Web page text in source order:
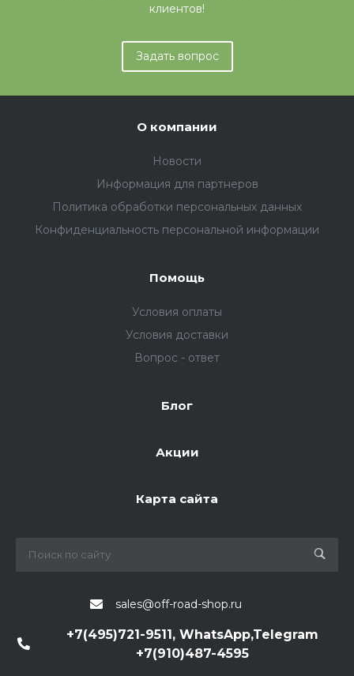
клиентов!
Задать вопрос
О компании
Новости
Информация для партнеров
Политика обработки персональных данных
Конфиденциальность персональной информации
Помощь
Условия оплаты
Условия доставки
Вопрос - ответ
Блог
Акции
Карта сайта
sales@off-road-shop.ru
+7(495)721-9511, WhatsApp,Telegram
+7(910)487-4595